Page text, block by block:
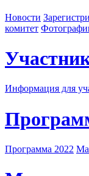
Новости
комитет
Информация для
Программа 2022